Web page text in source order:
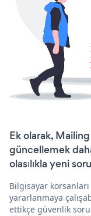
Ek olarak,
güncellemek
olasılıkla yeni
Bilgisayar
yararlanmaya
ettikçe güvenlik